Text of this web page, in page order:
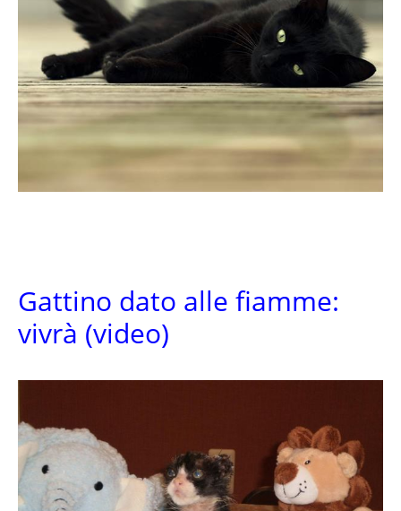
Gattino dato alle fiamme:
vivrà (video)